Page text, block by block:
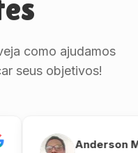
como ajudamos
seus objetivos!
Anderson